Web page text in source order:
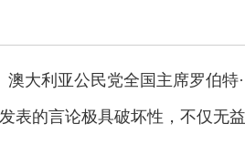
大利亚公民党全国主席罗伯特·
表的言论极具破坏性，不仅无